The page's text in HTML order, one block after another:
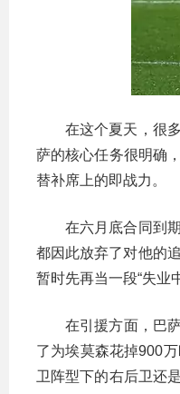
在这个夏天，很
萨的核心任务很明确
替补席上的即战力。
在六月底合同到
都因此放弃了对他的
暂时先再当一段“失业
在引援方面，巴
了为埃莫森花掉900
卫阵型下的右后卫还